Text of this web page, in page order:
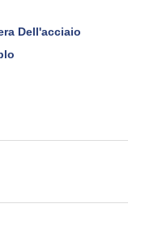
Dell'acciaio